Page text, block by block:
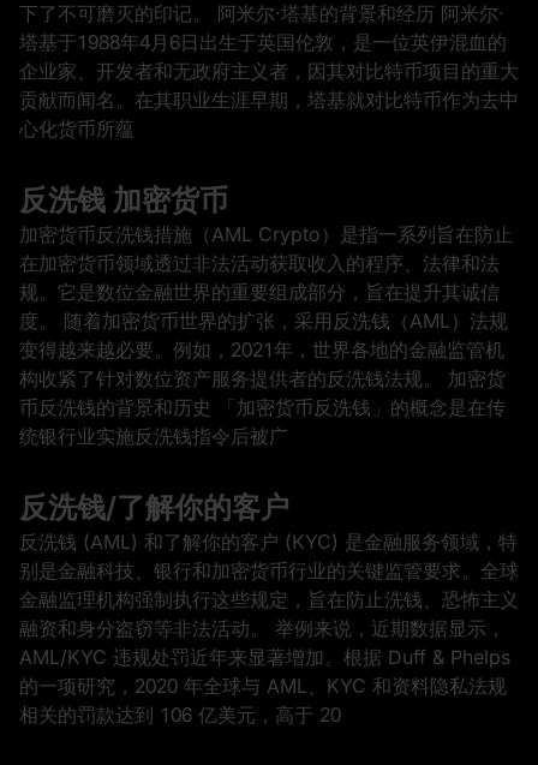
下了不可磨灭的印记。 阿米尔·塔基的背景和经历 阿米尔·
塔基于1988年4月6日出生于英国伦敦，是一位英伊混血的
企业家、开发者和无政府主义者，因其对比特币项目的重大
贡献而闻名。在其职业生涯早期，塔基就对比特币作为去中
心化货币所蕴
反洗钱 加密货币
加密货币反洗钱措施（AML Crypto）是指一系列旨在防止
在加密货币领域透过非法活动获取收入的程序、法律和法
规。它是数位金融世界的重要组成部分，旨在提升其诚信
度。 随着加密货币世界的扩张，采用反洗钱（AML）法规
变得越来越必要。例如，2021年，世界各地的金融监管机
构收紧了针对数位资产服务提供者的反洗钱法规。 加密货
币反洗钱的背景和历史 「加密货币反洗钱」的概念是在传
统银行业实施反洗钱指令后被广
反洗钱/了解你的客户
反洗钱 (AML) 和了解你的客户 (KYC) 是金融服务领域，特
别是金融科技、银行和加密货币行业的关键监管要求。全球
金融监理机构强制执行这些规定，旨在防止洗钱、恐怖主义
融资和身分盗窃等非法活动。 举例来说，近期数据显示，
AML/KYC 违规处罚近年来显著增加。根据 Duff & Phelps
的一项研究，2020 年全球与 AML、KYC 和资料隐私法规
相关的罚款达到 106 亿美元，高于 20